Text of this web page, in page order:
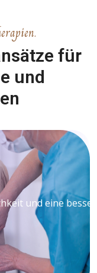
für
und
und eine